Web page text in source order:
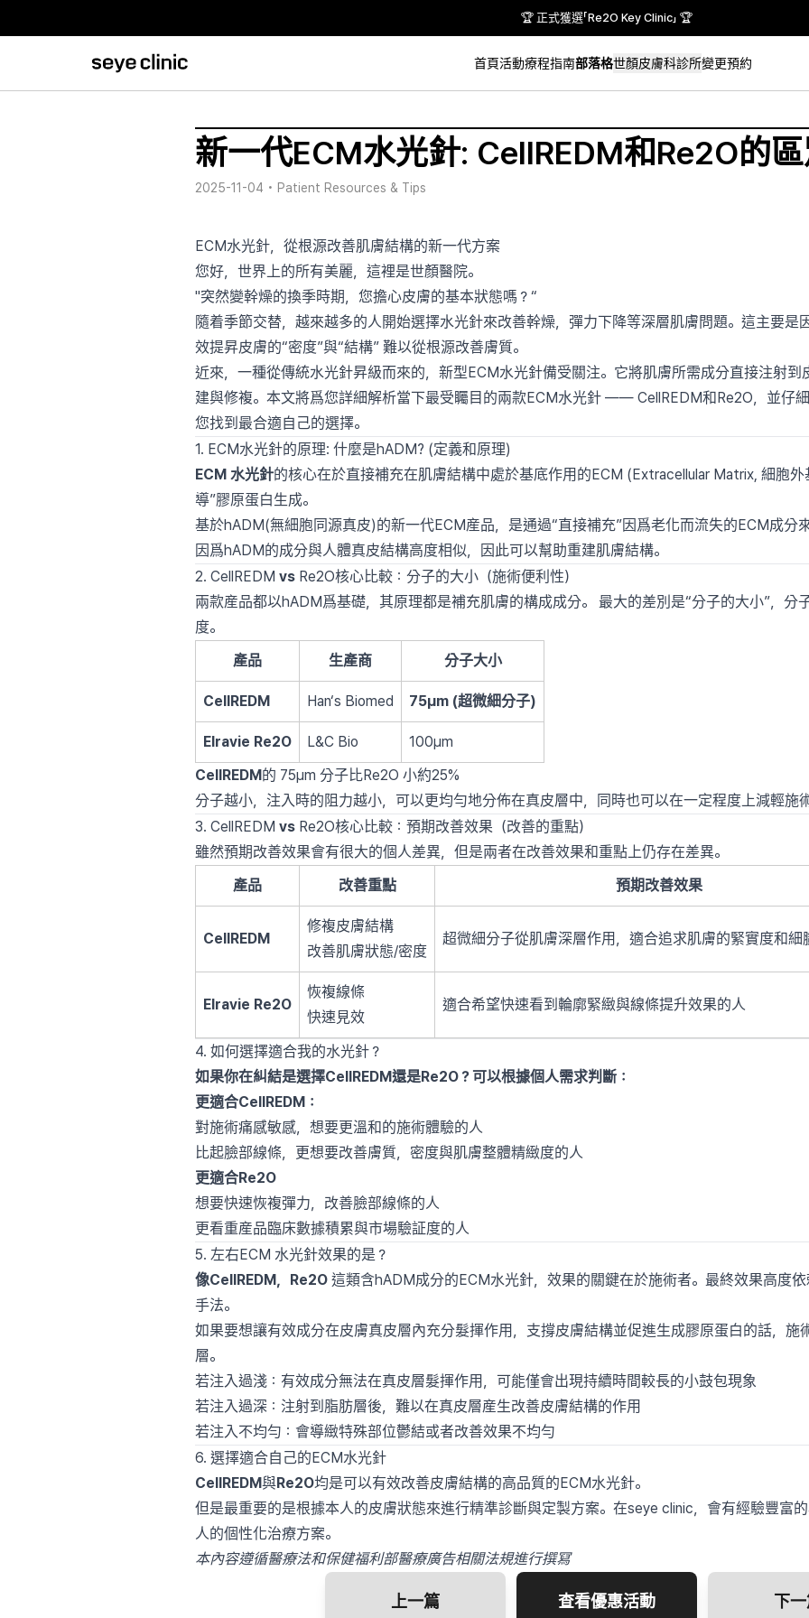
🏆 正式獲選「Re2O Key Clinic」 🏆
首頁活動療程指南部落格世顏皮膚科診所變更預約
新一代ECM水光針: CellREDM和Re2O的
2025-11-04 • Patient Resources & Tips
ECM水光針，從根源改善肌膚結構的新一代方案
您好，世界上的所有美麗，這裡是世顏醫院。
"突然變幹燥的換季時期，您擔心皮膚的基本狀態嗎？“
隨着季節交替，越來越多的人開始選擇水光針來改善幹燥，彈力下降等深層肌膚問題。這主要是
效提昇皮膚的“密度”與“結構” 難以從根源改善膚質。
近來，一種從傳統水光針昇級而來的，新型ECM水光針備受關注。它將肌膚所需成分直接注射
建與修複。本文將爲您詳細解析當下最受矚目的兩款ECM水光針 —— CellREDM和Re2O，並仔
您找到最合適自己的選擇。
1. ECM水光針的原理: 什麼是hADM? (定義和原理)
ECM 水光針的核心在於直接補充在肌膚結構中處於基底作用的ECM (Extracellular Matrix, 細胞
導”膠原蛋白生成。
基於hADM(無細胞同源真皮)的新一代ECM産品，是通過“直接補充”因爲老化而流失的ECM成分
因爲hADM的成分與人體真皮結構高度相似，因此可以幫助重建肌膚結構。
2. CellREDM vs Re2O核心比較：分子的大小（施術便利性）
兩款産品都以hADM爲基礎，其原理都是補充肌膚的構成成分。 最大的差別是“分子的大小”，分
度。
產品
生產商 分子大小
CellREDM Han‘s Biomed 75µm (超微細分子)
Elravie Re2O L&C Bio
100µm
CellREDM的 75µm 分子比Re2O 小約25%
分子越小，注入時的阻力越小，可以更均勻地分佈在真皮層中，同時也可以在一定程度上減輕施
3. CellREDM vs Re2O核心比較：預期改善效果（改善的重點）
雖然預期改善效果會有很大的個人差異，但是兩者在改善效果和重點上仍存在差異。
產品
改善重點 預期改善效果
CellREDM
修複皮膚結構
改善肌膚狀態/密度
超微細分子從肌膚深層作用，適合追求肌膚的緊實度和細
Elravie Re2O
恢複線條
快速見效
適合希望快速看到輪廓緊緻與線條提升效果的人
4. 如何選擇適合我的水光針？
如果你在糾結是選擇CellREDM還是Re2O？可以根據個人需求判斷：
更適合CellREDM：
對施術痛感敏感，想要更溫和的施術體驗的人
比起臉部線條，更想要改善膚質，密度與肌膚整體精緻度的人
更適合Re2O
想要快速恢複彈力，改善臉部線條的人
更看重産品臨床數據積累與市場驗証度的人
5. 左右ECM 水光針效果的是？
像CellREDM，Re2O 這類含hADM成分的ECM水光針，效果的關鍵在於施術者。最終效果高度
手法。
如果要想讓有效成分在皮膚真皮層內充分髮揮作用，支撐皮膚結構並促進生成膠原蛋白的話，施
層。
若注入過淺：有效成分無法在真皮層髮揮作用，可能僅會出現持續時間較長的小鼓包現象
若注入過深：注射到脂肪層後，難以在真皮層産生改善皮膚結構的作用
若注入不均勻：會導緻特殊部位鬱結或者改善效果不均勻
6. 選擇適合自己的ECM水光針
CellREDM與Re2O均是可以有效改善皮膚結構的高品質的ECM水光針。
但是最重要的是根據本人的皮膚狀態來進行精準診斷與定製方案。在seye clinic，會有經驗豐富
人的個性化治療方案。
本內容遵循醫療法和保健福利部醫療廣告相關法規進行撰冩
上一篇 查看優惠活動 下